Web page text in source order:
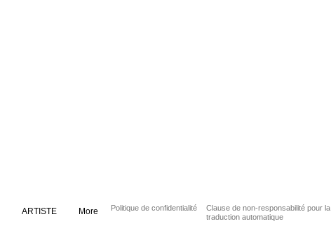
ARTISTE More Politique de confidentialité
Clause de non-responsabilité pour la
traduction automatique